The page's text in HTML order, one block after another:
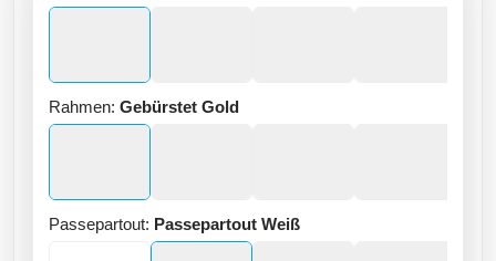
Rahmen: Gebürstet Gold
Passepartout: Passepartout Weiß